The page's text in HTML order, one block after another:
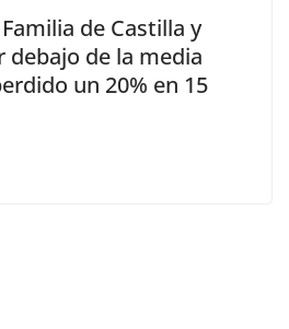
de Castilla y
debajo de la media
un 20% en 15